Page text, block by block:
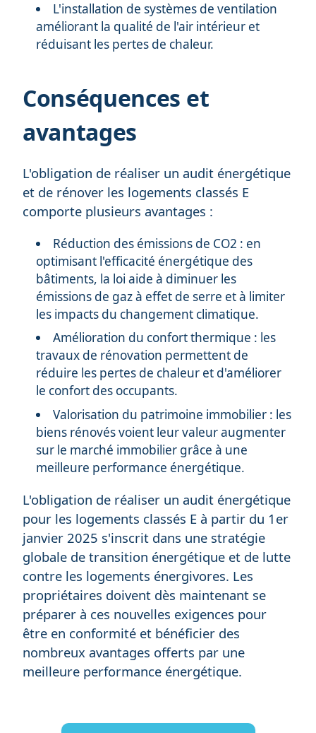
L'installation de systèmes de ventilation
améliorant la qualité de l'air intérieur et
réduisant les pertes de chaleur.
Conséquences et
avantages
L'obligation de réaliser un audit énergétique
et de rénover les logements classés E
comporte plusieurs avantages :
Réduction des émissions de CO2 : en
optimisant l'efficacité énergétique des
bâtiments, la loi aide à diminuer les
émissions de gaz à effet de serre et à limiter
les impacts du changement climatique.
Amélioration du confort thermique : les
travaux de rénovation permettent de
réduire les pertes de chaleur et d'améliorer
le confort des occupants.
Valorisation du patrimoine immobilier : les
biens rénovés voient leur valeur augmenter
sur le marché immobilier grâce à une
meilleure performance énergétique.
L'obligation de réaliser un audit énergétique
pour les logements classés E à partir du 1er
janvier 2025 s'inscrit dans une stratégie
globale de transition énergétique et de lutte
contre les logements énergivores. Les
propriétaires doivent dès maintenant se
préparer à ces nouvelles exigences pour
être en conformité et bénéficier des
nombreux avantages offerts par une
meilleure performance énergétique.